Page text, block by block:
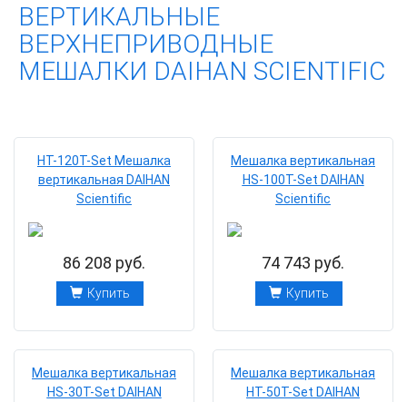
ВЕРТИКАЛЬНЫЕ
ВЕРХНЕПРИВОДНЫЕ
МЕШАЛКИ DAIHAN SCIENTIFIC
HT-120Т-Set Мешалка
вертикальная DAIHAN
Scientific
86 208 руб.
Купить
Мешалка вертикальная
HS-100Т-Set DAIHAN
Scientific
74 743 руб.
Купить
Мешалка вертикальная
HS-30Т-Set DAIHAN
Мешалка вертикальная
HТ-50Т-Set DAIHAN